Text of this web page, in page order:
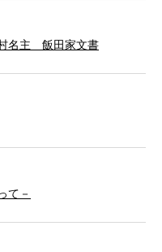
名主 飯田家文書
て－